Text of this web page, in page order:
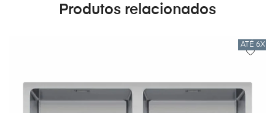
Produtos relacionados
ATÉ 6X